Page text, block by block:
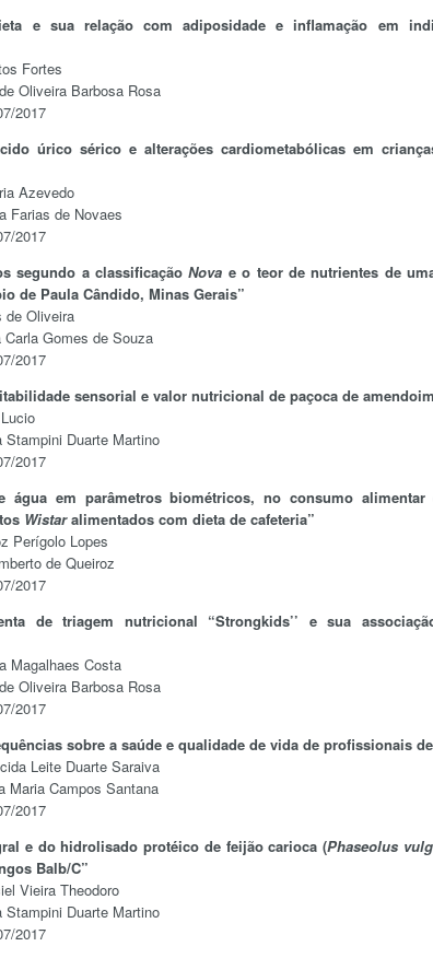
e sua relação com adiposidade e inflamação em
Fortes
Oliveira Barbosa Rosa
2017
úrico sérico e alterações cardiometabólicas em
Azevedo
Farias de Novaes
2017
segundo a classificaçãoNova e o teor de nutrientes de
de Paula Cândido, Minas Gerais”
de Oliveira
Carla Gomes de Souza
2017
sensorial e valor nutricional de paçoca de
Stampini Duarte Martino
2017
água em parâmetros biométricos, no consumo
Wistaralimentados com dieta de cafeteria”
Perígolo Lopes
de Queiroz
2017
de triagem nutricional “Strongkids’’ e sua
Magalhaes Costa
Oliveira Barbosa Rosa
2017
sobre a saúde e qualidade de vida de profissionais
Leite Duarte Saraiva
Maria Campos Santana
2017
e do hidrolisado protéico de feijão carioca (Phaseolus
Balb/C”
Vieira Theodoro
Stampini Duarte Martino
2017